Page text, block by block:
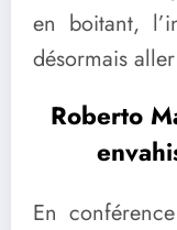
en boitant,
désormais
Roberto
En